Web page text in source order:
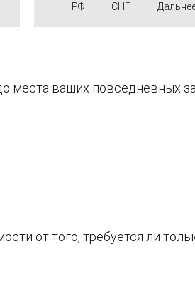
РФ СНГ
места ваших повседневных
от того, требуется ли